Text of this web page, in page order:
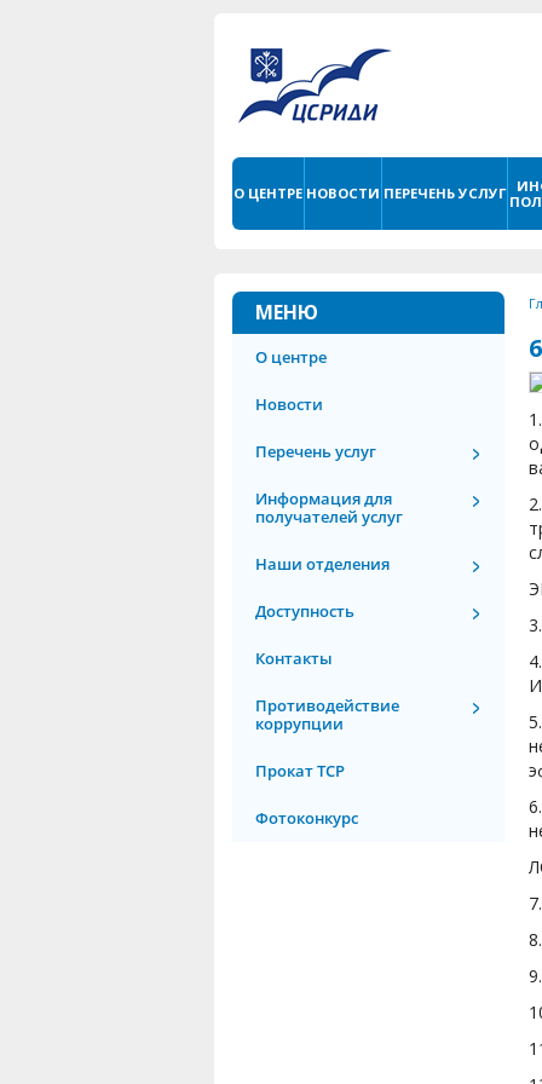
О ЦЕНТРЕ НОВОСТИ ПЕРЕЧЕНЬ УСЛУГ
МЕНЮ
О центре
Новости
Перечень услуг
Информация для
получателей услуг
Наши отделения
Доступность
Контакты
Противодействие
коррупции
Прокат ТСР
Фотоконкурс